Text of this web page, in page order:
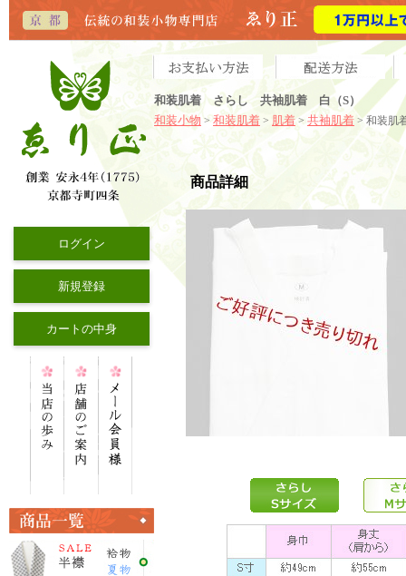
和装肌着 さらし 共袖肌着 白（S）
和装小物 > 和装肌着 > 肌着 >共袖肌着 > 和装
ログイン
新規登録
カートの中身
商品詳細